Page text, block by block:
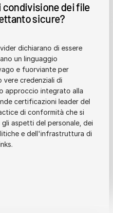
condivisione dei file
sicure?
dichiarano di essere
un linguaggio
e fuorviante per
vere credenziali di
approccio integrato alla
certificazioni leader del
di conformità che si
aspetti del personale, dei
e dell'infrastruttura di